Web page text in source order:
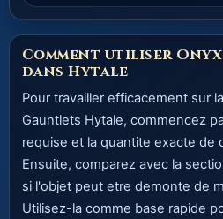
Comment utiliser
dans Hytale
Pour travailler efficacement sur
Gauntlets Hytale, commencez
requise et la quantite exacte de
Ensuite, comparez avec la
si l'objet peut etre demonte de
Utilisez-la comme base rapide